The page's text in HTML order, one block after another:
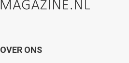
OVER ONS